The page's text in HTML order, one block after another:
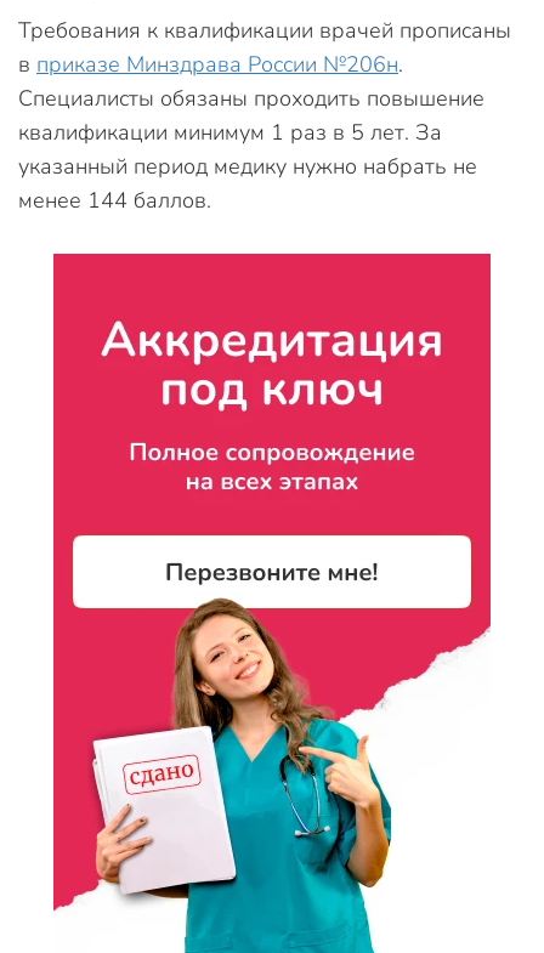
Требования к квалификации врачей прописаны
в приказе Минздрава России №206н.
Специалисты обязаны проходить повышение
квалификации минимум 1 раз в 5 лет. За
указанный период медику нужно набрать не
менее 144 баллов.